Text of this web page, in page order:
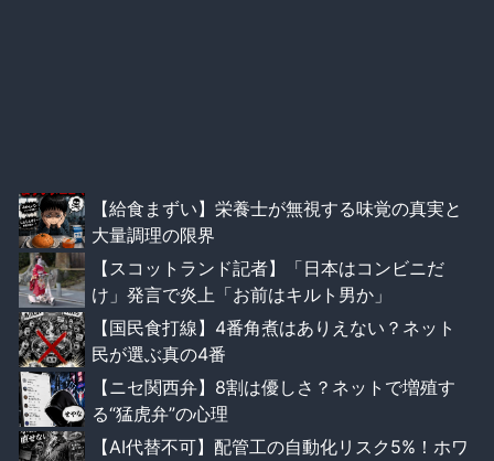
【給食まずい】栄養士が無視する味覚の真実と
大量調理の限界
【スコットランド記者】「日本はコンビニだ
け」発言で炎上「お前はキルト男か」
【国民食打線】4番角煮はありえない？ネット
民が選ぶ真の4番
【ニセ関西弁】8割は優しさ？ネットで増殖す
る“猛虎弁”の心理
【AI代替不可】配管工の自動化リスク5%！ホワ